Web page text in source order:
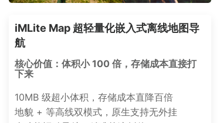
iMLite Map 超轻量化嵌入式离线地图导
航
核心价值：体积小 100 倍，存储成本直接打
下来
10MB 级超小体积，存储成本直降百倍
地貌 + 等高线双模式，原生支持无外挂